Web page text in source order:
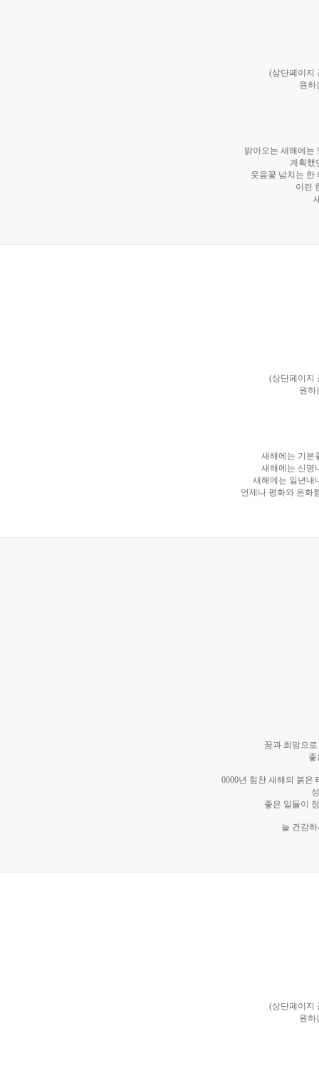
(상단페이지
원하
밝아오는 새해에는
계획했
웃음꽃 넘치는 한
이런
(상단페이지
원하
새해에는 기분
새해에는 신명
새해에는 일년내
언제나 평화와 온화
꿈과 희망으
좋
0000년 힘찬 새해의 붉은
좋은 일들이
늘 건강
(상단페이지
원하